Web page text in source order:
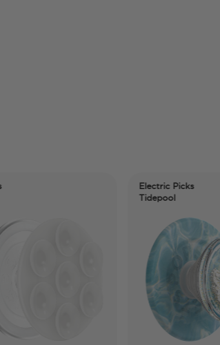
Electric Picks
Tidepool